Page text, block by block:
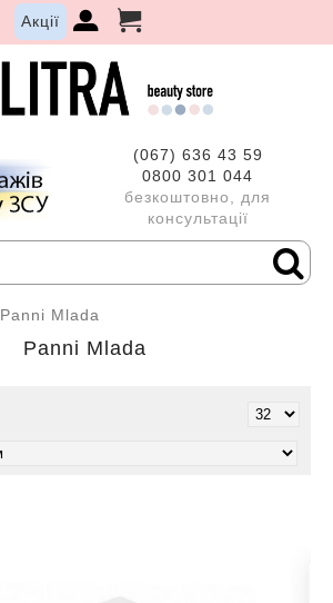
Акції
(067) 636 43 59
0800 301 044
безкоштовно, для
консультації
Panni Mlada
Panni Mlada